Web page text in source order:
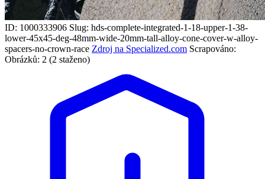
ID: 1000333906 Slug: hds-complete-integrated-1-18-upper-1-38-
lower-45x45-deg-48mm-wide-20mm-tall-alloy-cone-cover-w-alloy-
spacers-no-crown-race Zdroj na Specialized.com Scrapováno:
Obrázků: 2 (2 staženo)